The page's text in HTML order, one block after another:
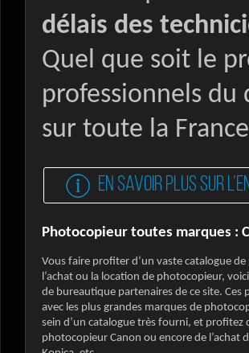
délais des
Quel que soit le
professionnels
sur toute la
EN SAVOIR PLUS SUR
Photocopieur toutes marques :
Vous faire profiter d’un vaste catalogue
l’achat ou la location de photocopieur,
de bureautique partenaires de ce site.
avec les plus grandes marques de
sein d’un catalogue très fourni, et profitez
photocopieur Canon ou encore de l’achat